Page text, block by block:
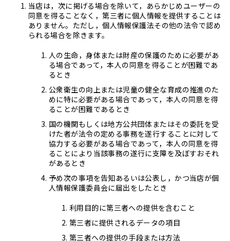
当店は，次に掲げる場合を除いて，あらかじめユーザーの
同意を得ることなく，第三者に個人情報を提供することは
ありません。ただし，個人情報保護法その他の法令で認め
られる場合を除きます。
人の生命，身体または財産の保護のために必要があ
る場合であって，本人の同意を得ることが困難であ
るとき
公衆衛生の向上または児童の健全な育成の推進のた
めに特に必要がある場合であって，本人の同意を得
ることが困難であるとき
国の機関もしくは地方公共団体またはその委託を受
けた者が法令の定める事務を遂行することに対して
協力する必要がある場合であって，本人の同意を得
ることにより当該事務の遂行に支障を及ぼすおそれ
があるとき
予め次の事項を告知あるいは公表し，かつ当店が個
人情報保護委員会に届出をしたとき
利用目的に第三者への提供を含むこと
第三者に提供されるデータの項目
第三者への提供の手段または方法